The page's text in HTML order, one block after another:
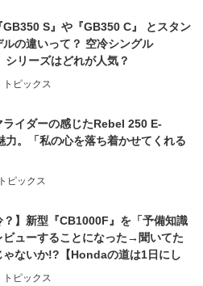
GB350 S』や『GB350 C』 とスタン
ルの違いって？ 空冷シングル
シリーズはどれが人気？
トピックス
ライダーの感じたRebel 250 E-
。「私の心を落ち着かせてくれる
トピックス
？】新型『CB1000F』を「予備知識
ビューすることになった→聞いてた
ゃないか!?【Hondaの道は1日にし
CB1000F ①第一印象 編】
トピックス